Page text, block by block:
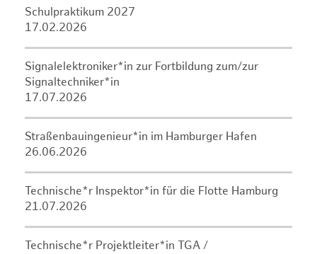
Schulpraktikum 2027
17.02.2026
Signalelektroniker*in zur Fortbildung zum/zur
Signaltechniker*in
17.07.2026
Straßenbauingenieur*in im Hamburger Hafen
26.06.2026
Technische*r Inspektor*in für die Flotte Hamburg
21.07.2026
Technische*r Projektleiter*in TGA /